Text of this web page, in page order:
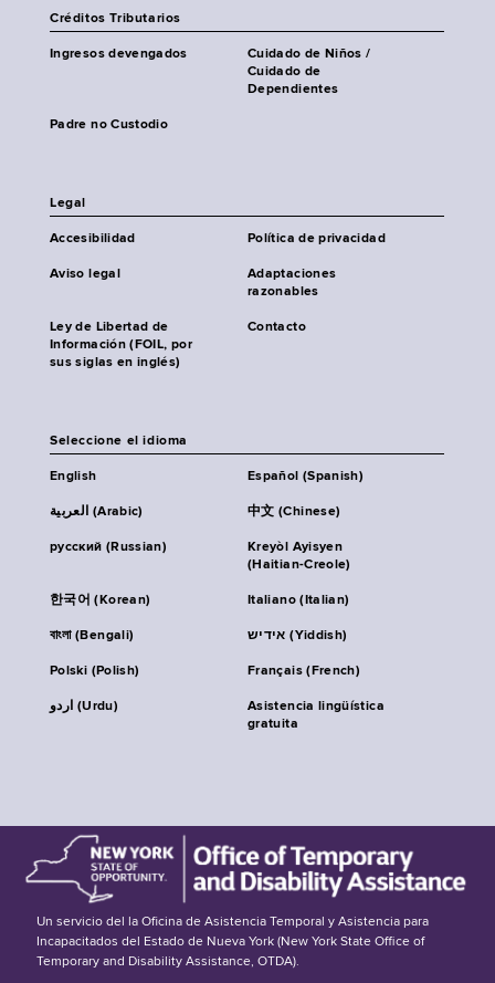
Créditos Tributarios
Ingresos devengados
Cuidado de Niños /
Cuidado de
Dependientes
Padre no Custodio
Legal
Accesibilidad Política de privacidad
Aviso legal
Adaptaciones
razonables
Ley de Libertad de
Información (FOIL, por
sus siglas en inglés)
Contacto
Seleccione el idioma
English Español (Spanish)
العربية (Arabic) 中文 (Chinese)
русский (Russian)
Kreyòl Ayisyen
(Haitian-Creole)
한국어 (Korean) Italiano (Italian)
বাংলা (Bengali) אידיש (Yiddish)
Polski (Polish) Français (French)
اردو (Urdu)
Asistencia lingüística
gratuita
Un servicio del la Oficina de Asistencia Temporal y Asistencia para
Incapacitados del Estado de Nueva York (New York State Office of
Temporary and Disability Assistance, OTDA).